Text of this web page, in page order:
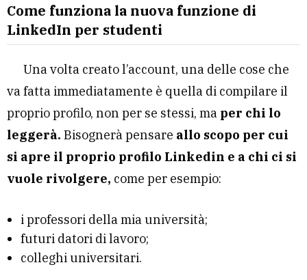
Come funziona la nuova funzione di
LinkedIn per studenti
Una volta creato l’account, una delle cose che
va fatta immediatamente è quella di compilare il
proprio profilo, non per se stessi, ma per chi lo
leggerà. Bisognerà pensare allo scopo per cui
si apre il proprio profilo Linkedin e a chi ci si
vuole rivolgere, come per esempio:
i professori della mia università;
futuri datori di lavoro;
colleghi universitari.